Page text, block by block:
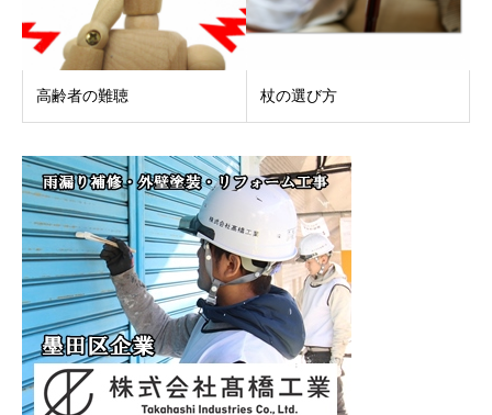
高齢者の難聴 杖の選び方